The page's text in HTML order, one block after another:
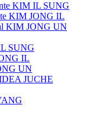
KIM IL SUNG
KIM JONG IL
KIM JONG UN
SUNG
IL
UN
JUCHE